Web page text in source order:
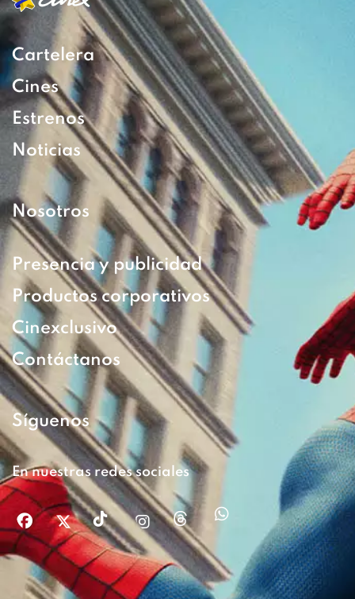
Cartelera
Cines
Estrenos
Noticias
Nosotros
Presencia y publicidad
Productos corporativos
Cinexclusivo
Contáctanos
Síguenos
En nuestras redes sociales